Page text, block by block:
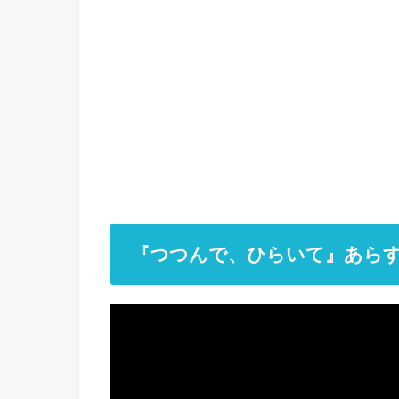
『つつんで、ひらいて』あら